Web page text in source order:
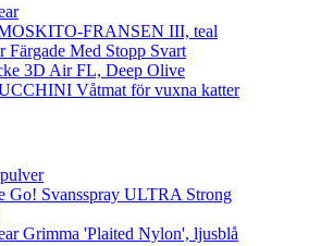
FRANSEN III, teal
Färgade Med Stopp Svart
3D Air FL, Deep Olive
Våtmat för vuxna katter
Go! Svansspray ULTRA Strong
Grimma 'Plaited Nylon', ljusblå